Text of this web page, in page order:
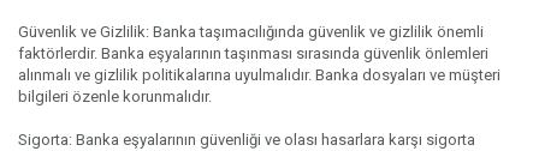
Güvenlik ve Gizlilik: Banka taşımacılığında güvenlik ve gizlilik önemli
faktörlerdir. Banka eşyalarının taşınması sırasında güvenlik önlemleri
alınmalı ve gizlilik politikalarına uyulmalıdır. Banka dosyaları ve müşteri
bilgileri özenle korunmalıdır.
Sigorta: Banka eşyalarının güvenliği ve olası hasarlara karşı sigorta